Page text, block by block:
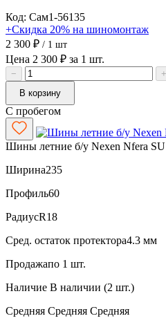
Код: Сам1-56135
+Скидка 20% на шиномонтаж
2 300 ₽ / 1 шт
Цена 2 300 ₽ за 1 шт.
−
+
В корзину
С пробегом
Шины летние б/у Nexen Nfera
Ширина235
Профиль60
РадиусR18
Сред. остаток протектора4.3 мм
Продажапо 1 шт.
Наличие В наличии (2 шт.)
Средняя Средняя Средняя